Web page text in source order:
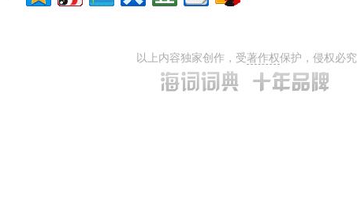
以上内容独家创作，受著作权保护，侵权必究